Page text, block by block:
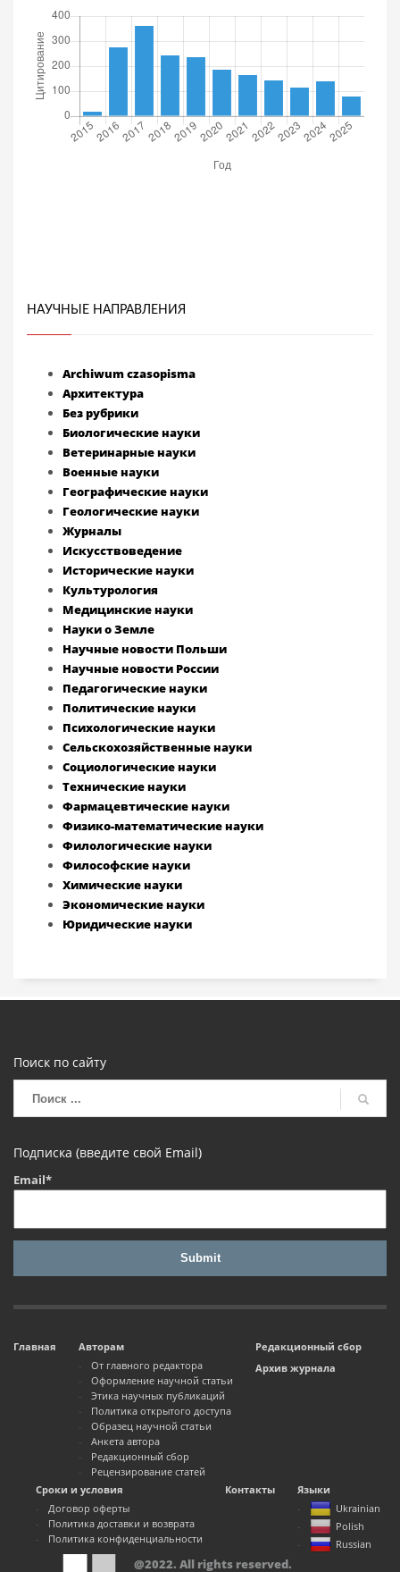
НАУЧНЫЕ НАПРАВЛЕНИЯ
Archiwum czasopisma
Архитектура
Без рубрики
Биологические науки
Ветеринарные науки
Военные науки
Географические науки
Геологические науки
Журналы
Искусствоведение
Исторические науки
Культурология
Медицинские науки
Науки о Земле
Научные новости Польши
Научные новости России
Педагогические науки
Политические науки
Психологические науки
Сельскохозяйственные науки
Социологические науки
Технические науки
Фармацевтические науки
Физико-математические науки
Филологические науки
Философские науки
Химические науки
Экономические науки
Юридические науки
Поиск по сайту
Подписка (введите свой Email)
Email*
Главная
Авторам
От главного редактора
Оформление научной статьи
Этика научных публикаций
Политика открытого доступа
Образец научной статьи
Анкета автора
Редакционный сбор
Рецензирование статей
Редакционный сбор
Архив журнала
Сроки и условия
Договор оферты
Политика доставки и возврата
Политика конфиденциальности
Контакты
Языки
Ukrainian
Polish
Russian
@2022. All rights reserved.